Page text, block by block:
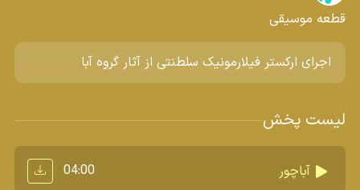
قطعه موسیقی
اجرای ارکستر فیلارمونیک سلطنتی از آثار گروه آبا
لیست پخش
آباچور 04:00